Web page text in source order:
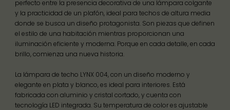
perfecto entre la presencia decorativa de una lámpara colgante
y la practicidad de un plafón, ideal para techos de altura media
donde se busca un diseño protagonista. Son piezas que definen
el estilo de una habitación mientras proporcionan una
iluminación eficiente y moderna. Porque en cada detalle, en cada
brillo, comienza una nueva historia.
La lámpara de techo LYNX 004, con un diseño moderno y
elegante en plata y blanco, es ideal para interiores. Está
fabricada con aluminio y cristal cortado, y cuenta con
tecnología LED integrada. Su temperatura de color es ajustable